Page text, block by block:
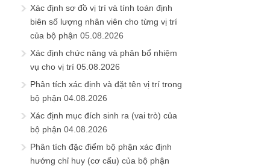
Xác định sơ đồ vị trí và tính toán định
biên số lượng nhân viên cho từng vị trí
của bộ phận 05.08.2026
Xác định chức năng và phân bổ nhiệm
vụ cho vị trí 05.08.2026
Phân tích xác định và đặt tên vị trí trong
bộ phận 04.08.2026
Xác định mục đích sinh ra (vai trò) của
bộ phận 04.08.2026
Phân tích đặc điểm bộ phận xác định
hướng chỉ huy (cơ cấu) của bộ phận